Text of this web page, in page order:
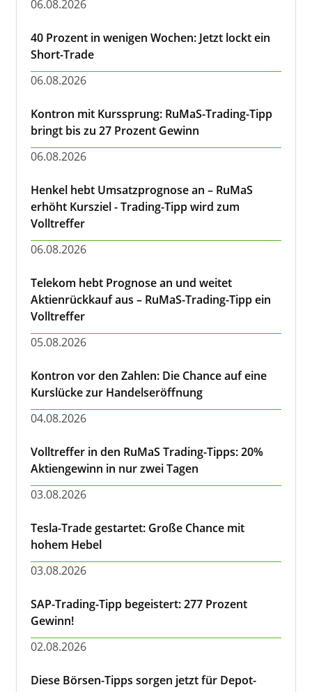
06.08.2026
40 Prozent in wenigen Wochen: Jetzt lockt ein
Short-Trade
06.08.2026
Kontron mit Kurssprung: RuMaS-Trading-Tipp
bringt bis zu 27 Prozent Gewinn
06.08.2026
Henkel hebt Umsatzprognose an – RuMaS
erhöht Kursziel - Trading-Tipp wird zum
Volltreffer
06.08.2026
Telekom hebt Prognose an und weitet
Aktienrückkauf aus – RuMaS-Trading-Tipp ein
Volltreffer
05.08.2026
Kontron vor den Zahlen: Die Chance auf eine
Kurslücke zur Handelseröffnung
04.08.2026
Volltreffer in den RuMaS Trading-Tipps: 20%
Aktiengewinn in nur zwei Tagen
03.08.2026
Tesla-Trade gestartet: Große Chance mit
hohem Hebel
03.08.2026
SAP-Trading-Tipp begeistert: 277 Prozent
Gewinn!
02.08.2026
Diese Börsen-Tipps sorgen jetzt für Depot-